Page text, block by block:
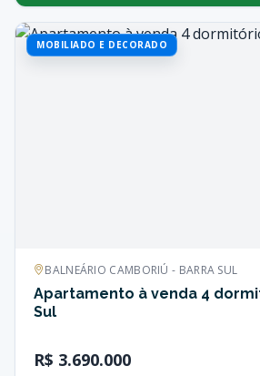
MOBILIADO E DECORADO
BALNEÁRIO CAMBORIÚ - BARRA SUL
Apartamento à venda 4
Sul
R$ 3.690.000